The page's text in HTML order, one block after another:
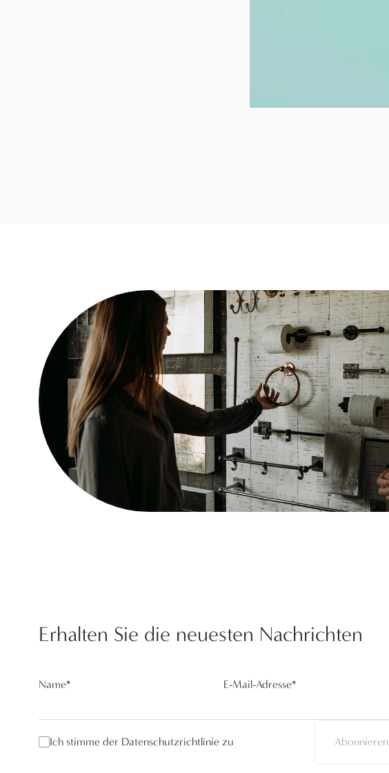
Erhalten Sie die neuesten Nachrichten
Name* E-Mail-Adresse*
Ich stimme der Datenschutzrichtlinie zu Abonnieren